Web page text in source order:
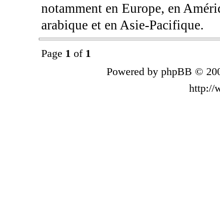
notamment en Europe, en
arabique et en Asie-Pacifique.
Page 1 of 1
Powered by phpBB ©
http://